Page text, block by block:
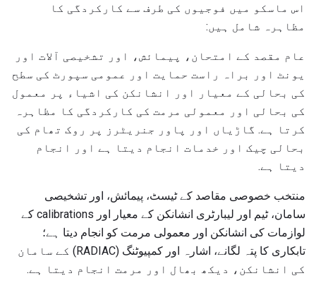
اس ماسکو میں فوجیوں کی طرف سے کارکردگی کا
مظاہرہ شامل ہیں:
عام مقصد کے امتحان، پیمائش، اور تشخیصی آلات اور
یونٹ اور براہ راست حمایت اور عمومی سپورٹ کی سطح
کی بحالی کے معیار اور انشانکن کی اشیاء پر معمول
کی بحالی اور معمولی مرمت کی کارکردگی کا مظاہرہ
کرتا ہے. گاڑیاں اور پاور جنریٹرز پر روک تھام کی
بحالی چیک اور خدمات انجام دیتا ہے اور انجام
دیتا ہے.
منتخب خصوصی مقاصد کے ٹیسٹ، پیمائش، اور تشخیصی
سامان، ٹیم اور لیبارٹری انشانکن کے معیار اور calibrations کے
لوازمات کی انشانکن اور معمولی مرمت کو انجام دیتا ہے؛
تابکاری کا پتہ لگانے، اشارہ اور کمپیوٹنگ (RADIAC) کے سامان
کی انشانکن، دیکھ بھال اور مرمت انجام دیتا ہے.